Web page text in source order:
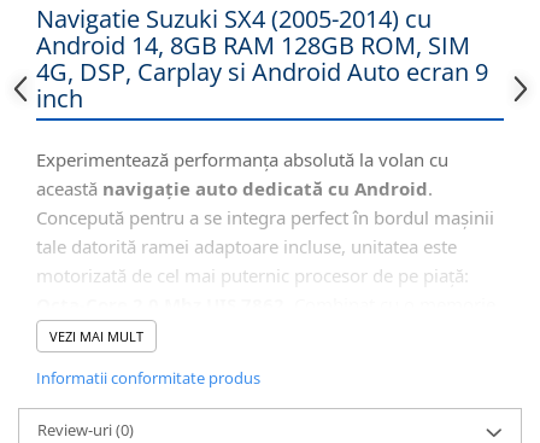
Navigatie Suzuki SX4 (2005-2014) cu
Android 14, 8GB RAM 128GB ROM, SIM
4G, DSP, Carplay si Android Auto ecran 9
inch
Experimentează performanța absolută la volan cu
această navigație auto dedicată cu Android.
Concepută pentru a se integra perfect în bordul mașinii
tale datorită ramei adaptoare incluse, unitatea este
motorizată de cel mai puternic procesor de pe piață:
impresionantă de
de internet independent prin
înaltă fidelitate (Procesor DSP + Ieșire Optică) și
VEZI MAI MULT
Informatii conformitate produs
Review-uri(0)